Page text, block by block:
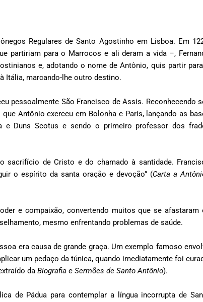
Regulares de Santo Agostinho em Lisboa. Em
partiriam para o Marrocos e ali deram a vida –,
e, adotando o nome de Antônio, quis partir
Itália, marcando-lhe outro destino.
pessoalmente São Francisco de Assis. Reconhecendo
Antônio exerceu em Bolonha e Paris, lançando as
e Duns Scotus e sendo o primeiro professor dos
sacrifício de Cristo e do chamado à santidade.
o espírito da santa oração e devoção” (Carta a
e compaixão, convertendo muitos que se afastaram
mesmo enfrentando problemas de saúde.
era causa de grande graça. Um exemplo famoso
um pedaço da túnica, quando imediatamente foi
da Biografia e Sermões de Santo Antônio).
de Pádua para contemplar a língua incorrupta de